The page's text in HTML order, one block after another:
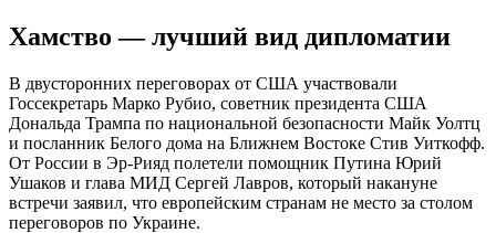
Хамство — лучший вид дипломатии
В двусторонних переговорах от США участвовали
Госсекретарь Марко Рубио, советник президента США
Дональда Трампа по национальной безопасности Майк Уолтц
и посланник Белого дома на Ближнем Востоке Стив Уиткофф.
От России в Эр-Рияд полетели помощник Путина Юрий
Ушаков и глава МИД Сергей Лавров, который накануне
встречи заявил, что европейским странам не место за столом
переговоров по Украине.